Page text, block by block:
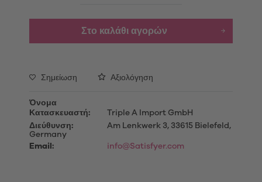
Στο καλάθι αγορών
Σημείωση Αξιολόγηση
Όνομα
Κατασκευαστή:
Triple A Import GmbH
Διεύθυνση:
Am Lenkwerk 3, 33615 Bielefeld,
Germany
Email:
info@Satisfyer.com